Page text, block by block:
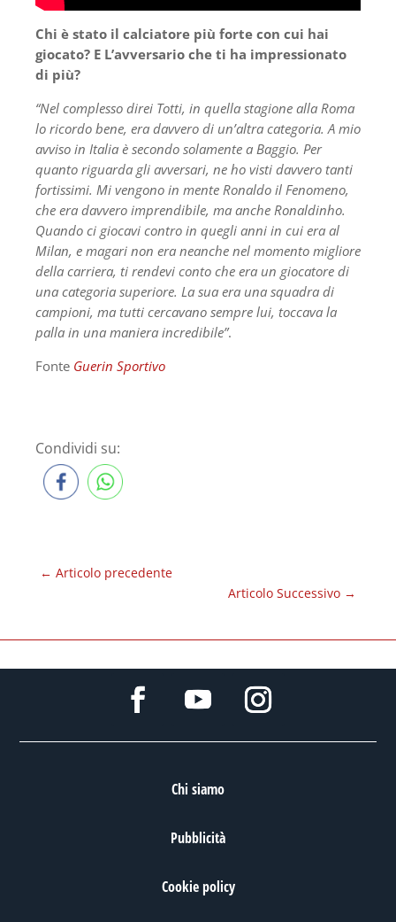
Chi è stato il calciatore più forte con cui hai
giocato? E L’avversario che ti ha impressionato
di più?
“Nel complesso direi Totti, in quella stagione alla Roma
lo ricordo bene, era davvero di un’altra categoria. A mio
avviso in Italia è secondo solamente a Baggio. Per
quanto riguarda gli avversari, ne ho visti davvero tanti
fortissimi. Mi vengono in mente Ronaldo il Fenomeno,
che era davvero imprendibile, ma anche Ronaldinho.
Quando ci giocavi contro in quegli anni in cui era al
Milan, e magari non era neanche nel momento migliore
della carriera, ti rendevi conto che era un giocatore di
una categoria superiore. La sua era una squadra di
campioni, ma tutti cercavano sempre lui, toccava la
palla in una maniera incredibile”.
Fonte Guerin Sportivo
Condividi su:
← Articolo precedente
Articolo Successivo →
Chi siamo
Pubblicità
Cookie policy